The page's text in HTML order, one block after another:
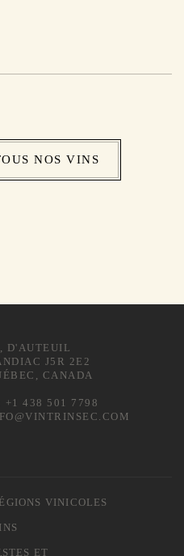
NOS VINS
D'AUTEUIL
J5R 2E2
CANADA
+1 438 501 7798
VINICOLES
ET